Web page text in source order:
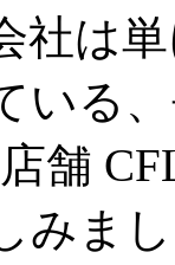
社は
いる
舗
みま